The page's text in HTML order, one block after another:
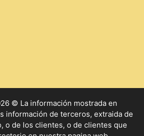
© La información mostrada en
información de terceros, extraida de
o de los clientes, o de clientes que